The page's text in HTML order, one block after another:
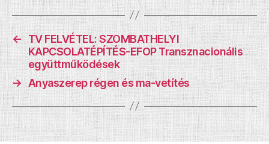
← TV FELVÉTEL: SZOMBATHELYI
KAPCSOLATÉPÍTÉS-EFOP Transznacionális
együttműködések
→ Anyaszerep régen és ma-vetítés